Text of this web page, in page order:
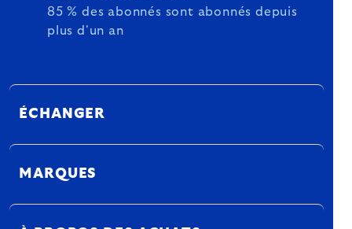
85 % des abonnés sont abonnés depuis
plus d'un an
ÉCHANGER
MARQUES